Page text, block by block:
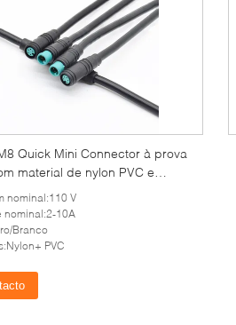
Quick Mini Connector à prova
material de nylon PVC e
2-10A
nominal:110 V
nominal:2-10A
Branco
PVC